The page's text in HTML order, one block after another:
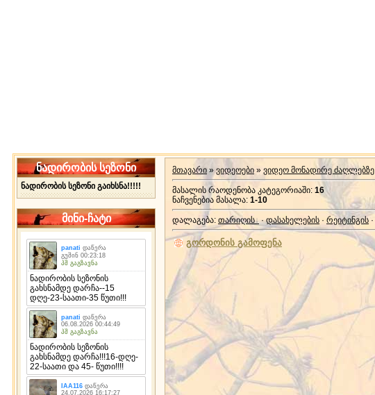
ნადირობის სეზონი
ნადირობის სეზონი გაიხსნა!!!!!
მინი-ჩატი
მთავარი » ვიდეოები » ვიდეო მონადირე ძაღლებზე
მასალის რაოდენობა კატეგორიაში: 16
ნაჩვენებია მასალა: 1-10
დალაგება: თარიღის ·დასახელების · რეიტინგის ·
გორდონის გამოფენა